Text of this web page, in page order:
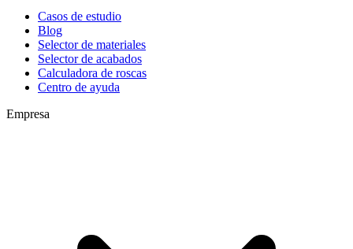
Casos de estudio
Blog
Selector de materiales
Selector de acabados
Calculadora de roscas
Centro de ayuda
Empresa